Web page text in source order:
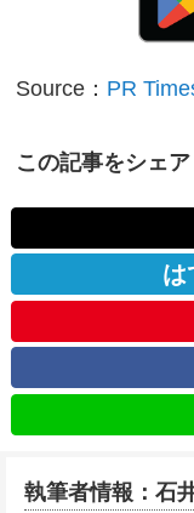
Source： PR
この記事をシェア
は
執筆者情報：石